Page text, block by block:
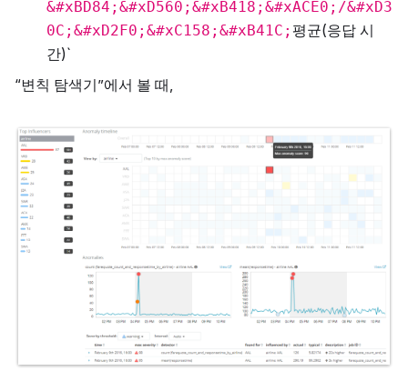
&#xBD84;&#xD560;&#xB418;&#xACE0;/&#xD3
0C;&#xD2F0;&#xC158;&#xB41C; 평균(응답 시
간)`
“변칙 탐색기”에서 볼 때,